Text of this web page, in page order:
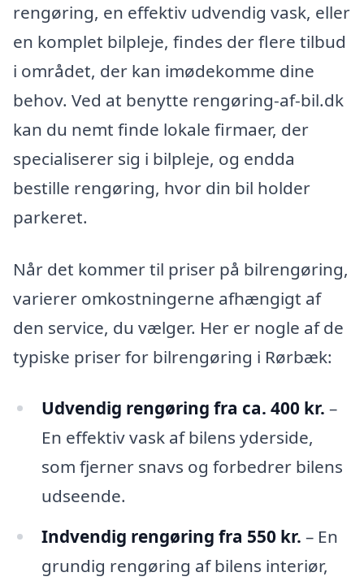
rengøring, en effektiv udvendig vask, eller
en komplet bilpleje, findes der flere tilbud
i området, der kan imødekomme dine
behov. Ved at benytte rengøring-af-bil.dk
kan du nemt finde lokale firmaer, der
specialiserer sig i bilpleje, og endda
bestille rengøring, hvor din bil holder
parkeret.
Når det kommer til priser på bilrengøring,
varierer omkostningerne afhængigt af
den service, du vælger. Her er nogle af de
typiske priser for bilrengøring i Rørbæk:
Udvendig rengøring fra ca. 400 kr. –
En effektiv vask af bilens yderside,
som fjerner snavs og forbedrer bilens
udseende.
Indvendig rengøring fra 550 kr. – En
grundig rengøring af bilens interiør,